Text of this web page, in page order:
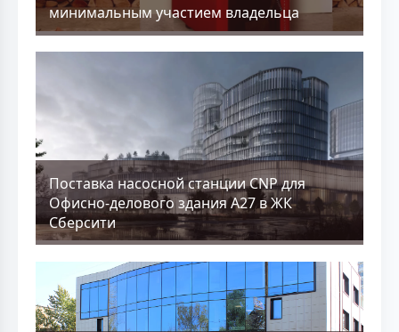
минимальным участием владельца
Поставка насосной станции CNP для
Офисно-делового здания А27 в ЖК
Сберсити